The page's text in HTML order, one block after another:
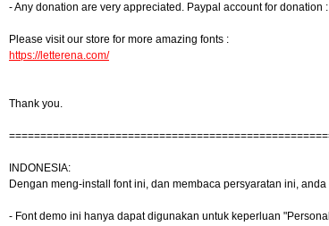
- Any donation are very appreciated. Paypal account for donation :
Please visit our store for more amazing fonts :
https://letterena.com/
Thank you.
INDONESIA:
Dengan meng-install font ini, dan membaca persyaratan ini,
- Font demo ini hanya dapat digunakan untuk keperluan